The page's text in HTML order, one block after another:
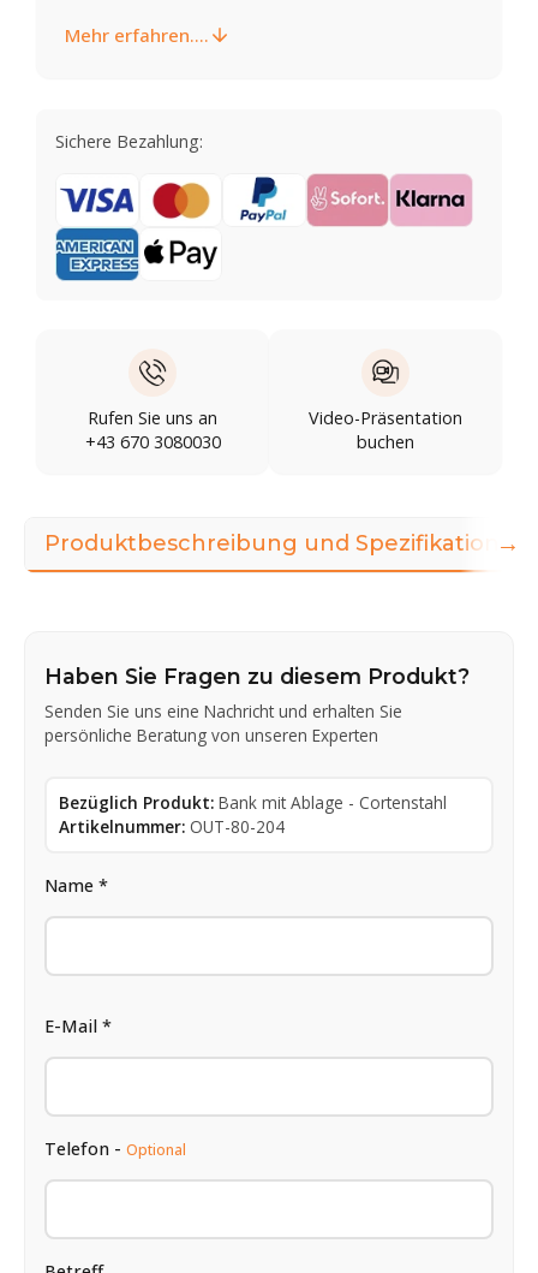
Mehr erfahren....
Sichere Bezahlung:
Rufen Sie uns an
+43 670 3080030
Video-Präsentation
buchen
Produktbeschreibung und Spezifikationen
Haben Sie Fragen zu diesem Produkt?
Senden Sie uns eine Nachricht und erhalten Sie
persönliche Beratung von unseren Experten
Bezüglich Produkt: Bank mit Ablage - Cortenstahl
Artikelnummer: OUT-80-204
Name *
E-Mail *
Telefon - Optional
→